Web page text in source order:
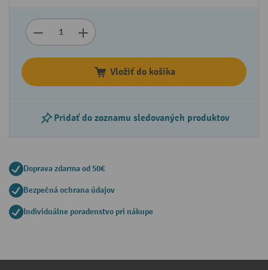
Vložiť do košíka
Pridať do zoznamu sledovaných produktov
Doprava zdarma od 50€
Bezpečná ochrana údajov
Individuálne poradenstvo pri nákupe